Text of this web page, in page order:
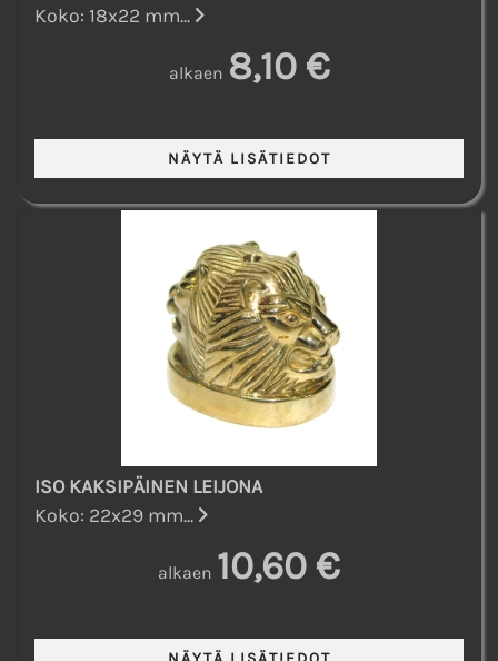
Koko: 18x22 mm...
alkaen 8,10 €
ISO KAKSIPÄINEN LEIJONA
Koko: 22x29 mm...
alkaen 10,60 €